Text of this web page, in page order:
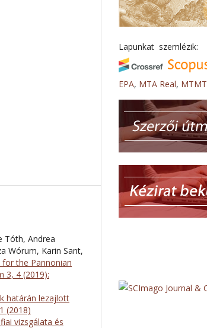
Tóth, Andrea
Wórum, Karin Sant,
the Pannonian
3, 4 (2019):
határán lezajlott
(2018)
vizsgálata és
Lapunkat szemlézik:
EPA, MTA Real, MTMT